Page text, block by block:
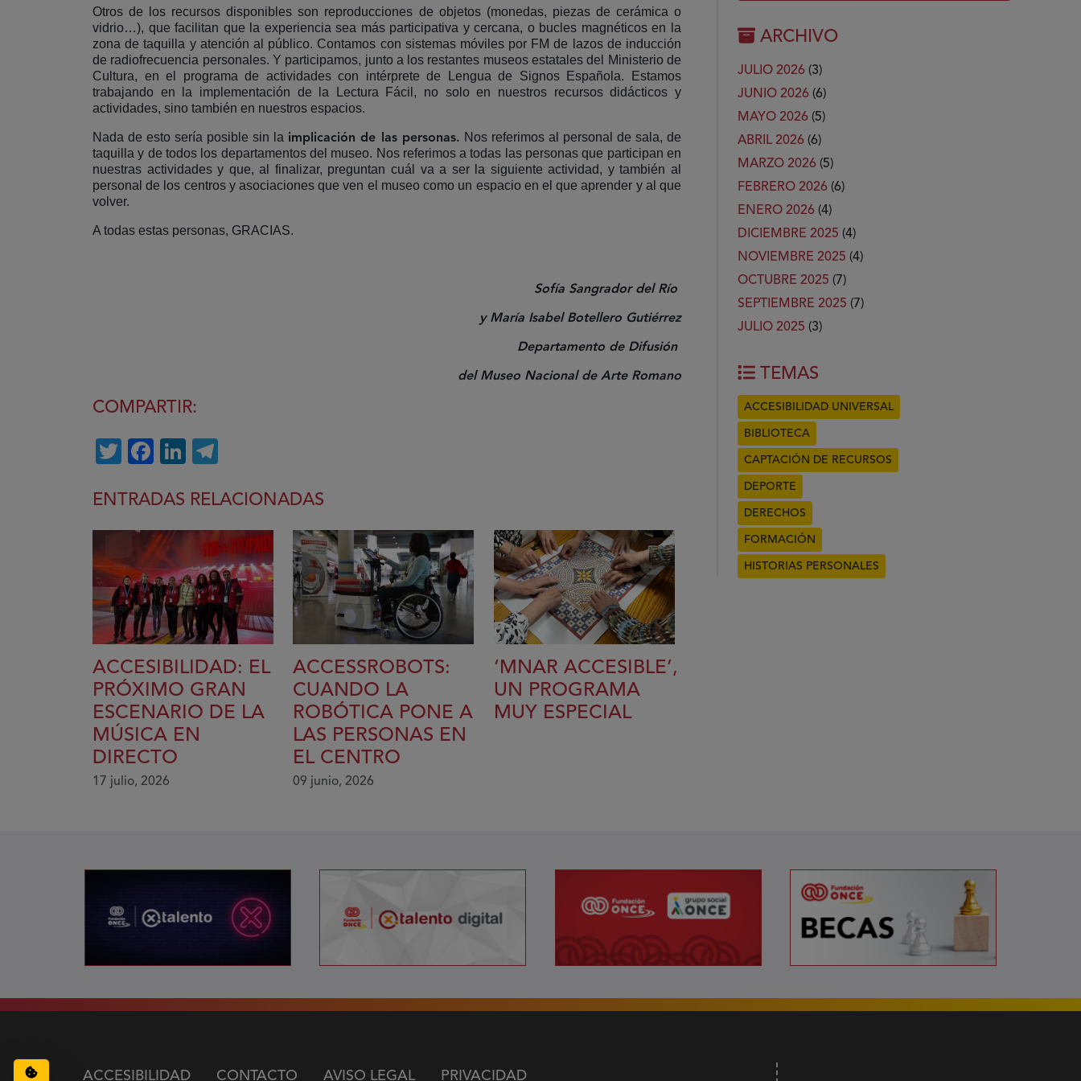
Configuración de cookies
Otros de los recursos disponibles son reproducciones de objetos (monedas, piezas de cerámica o
vidrio…), que facilitan que la experiencia sea más participativa y cercana, o bucles magnéticos en la
zona de taquilla y atención al público. Contamos con sistemas móviles por FM de lazos de inducción
de radiofrecuencia personales. Y participamos, junto a los restantes museos estatales del Ministerio de
Cultura, en el programa de actividades con intérprete de Lengua de Signos Española. Estamos
trabajando en la implementación de la Lectura Fácil, no solo en nuestros recursos didácticos y
actividades, sino también en nuestros espacios.
Nada de esto sería posible sin la implicación de las personas. Nos referimos al personal de sala, de
taquilla y de todos los departamentos del museo. Nos referimos a todas las personas que participan en
nuestras actividades y que, al finalizar, preguntan cuál va a ser la siguiente actividad, y también al
personal de los centros y asociaciones que ven el museo como un espacio en el que aprender y al que
volver.
A todas estas personas, GRACIAS.
Sofía Sangrador del Río
y María Isabel Botellero Gutiérrez
Departamento de Difusión
del Museo Nacional de Arte Romano
COMPARTIR:
TwitterFacebook
LinkedIn
ENTRADAS RELACIONADAS
ACCESIBILIDAD: EL
PRÓXIMO GRAN
ESCENARIO DE LA
MÚSICA EN
DIRECTO
17 julio, 2026
ACCESSROBOTS:
CUANDO LA
ROBÓTICA PONE A
LAS PERSONAS EN
EL CENTRO
09 junio, 2026
‘MNAR ACCESIBLE’,
UN PROGRAMA
MUY ESPECIAL
ARCHIVO
JULIO 2026 (3)
JUNIO 2026 (6)
MAYO 2026 (5)
ABRIL 2026 (6)
MARZO 2026 (5)
FEBRERO 2026 (6)
ENERO 2026 (4)
DICIEMBRE 2025 (4)
NOVIEMBRE 2025 (4)
OCTUBRE 2025 (7)
SEPTIEMBRE 2025 (7)
JULIO 2025 (3)
TEMAS
ACCESIBILIDAD UNIVERSAL
BIBLIOTECA
CAPTACIÓN DE RECURSOS
DEPORTE
DERECHOS
FORMACIÓN
HISTORIAS PERSONALES
ACCESIBILIDAD CONTACTO AVISO LEGAL PRIVACIDAD